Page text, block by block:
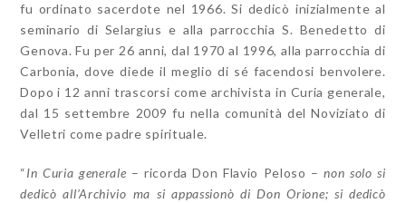
fu ordinato sacerdote nel 1966. Si dedicò inizialmente al
seminario di Selargius e alla parrocchia S. Benedetto di
Genova. Fu per 26 anni, dal 1970 al 1996, alla parrocchia di
Carbonia, dove diede il meglio di sé facendosi benvolere.
Dopo i 12 anni trascorsi come archivista in Curia generale,
dal 15 settembre 2009 fu nella comunità del Noviziato di
Velletri come padre spirituale.
“In Curia generale – ricorda Don Flavio Peloso –non solo si
dedicò all’Archivio ma si appassionò di Don Orione; si dedicò